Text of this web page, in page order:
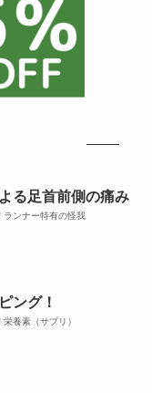
る足首前側の痛み
ランナー特有の怪我
ング！
栄養素（サプリ）